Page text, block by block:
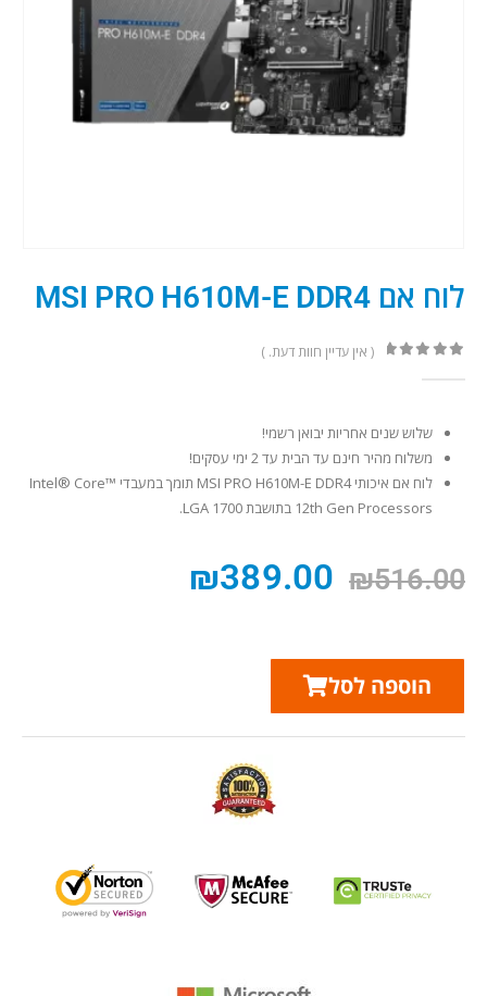
לוח אם MSI PRO H610M-E DDR4
( אין עדיין חוות דעת. )
שלוש שנים אחריות יבואן רשמי!
משלוח מהיר חינם עד הבית עד 2 ימי עסקים!
לוח אם איכותי MSI PRO H610M-E DDR4 תומך במעבדי Intel® Core™
12th Gen Processors בתושבת LGA 1700.
₪516.00
₪389.00
הוספה לסל